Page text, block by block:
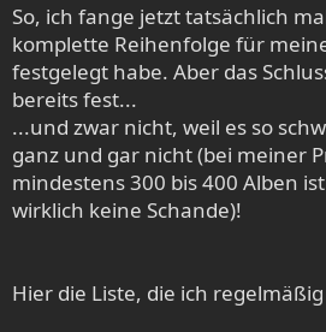
r
a
m
So, ich fange jetzt tatsächlich
komplette Reihenfolge für
festgelegt habe. Aber das
bereits fest...
...und zwar nicht, weil es so
ganz und gar nicht (bei meiner
mindestens 300 bis 400 Alben
wirklich keine Schande)!
Hier die Liste, die ich